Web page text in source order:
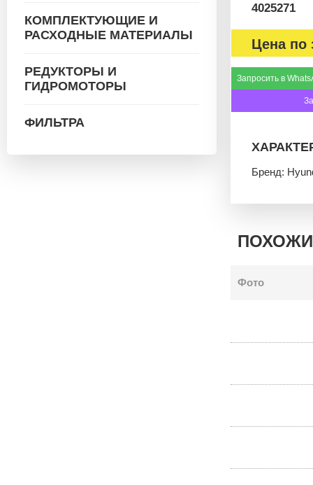
КОМПЛЕКТУЮЩИЕ И
РАСХОДНЫЕ МАТЕРИАЛЫ
РЕДУКТОРЫ И
ГИДРОМОТОРЫ
ФИЛЬТРА
4025271
Цена по
Запросить в
Бренд:
Фото